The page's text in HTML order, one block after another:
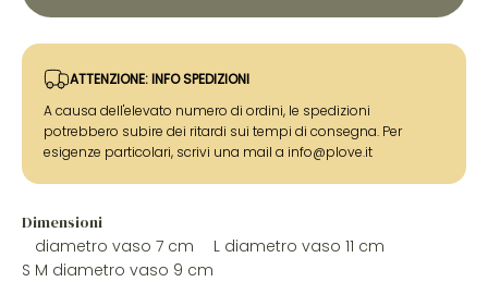
ATTENZIONE: INFO SPEDIZIONI
A causa dell'elevato numero di ordini, le spedizioni
potrebbero subire dei ritardi sui tempi di consegna. Per
esigenze particolari, scrivi una mail a info@plove.it
Dimensioni
S
diametro vaso 7 cm
M diametro vaso 9 cm
L diametro vaso 11 cm